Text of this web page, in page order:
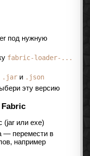
под нужную
fabric-loader-...
.jar и .json
эту версию
Fabric
(jar или exe)
— перемести в
например